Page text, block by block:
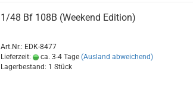
1/48 Bf 108B (Weekend Edition)
Art.Nr.: EDK-8477
Lieferzeit:
ca. 3-4 Tage (Ausland abweichend)
Lagerbestand: 1 Stück